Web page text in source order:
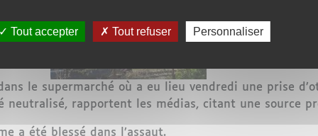
le supermarché où a eu lieu vendredi une prise
neutralisé, rapportent les médias, citant une source
a été blessé dans l’assaut.
Tout accepter Tout refuser Personnaliser